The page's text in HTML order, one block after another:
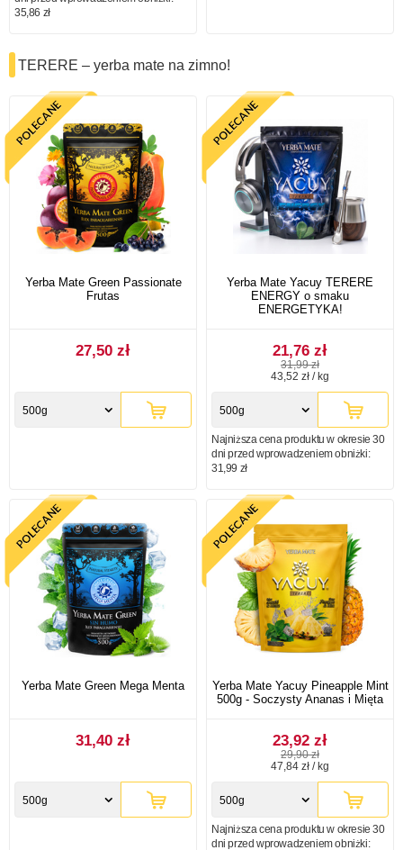
35,86 zł
TERERE – yerba mate na zimno!
Yerba Mate Green Passionate
Frutas
27,50 zł
500g
Yerba Mate Yacuy TERERE
ENERGY o smaku
ENERGETYKA!
21,76 zł
31,99 zł
43,52 zł / kg
500g
Najniższa cena produktu w okresie 30
dni przed wprowadzeniem obniżki:
31,99 zł
Yerba Mate Green Mega Menta
31,40 zł
500g
Yerba Mate Yacuy Pineapple Mint
500g - Soczysty Ananas i Mięta
23,92 zł
29,90 zł
47,84 zł / kg
500g
Najniższa cena produktu w okresie 30
dni przed wprowadzeniem obniżki: